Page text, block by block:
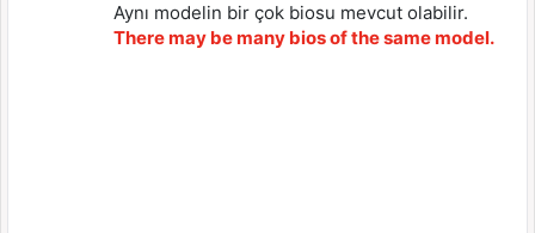
Aynı modelin bir çok biosu mevcut olabilir.
There may be many bios of the same model.